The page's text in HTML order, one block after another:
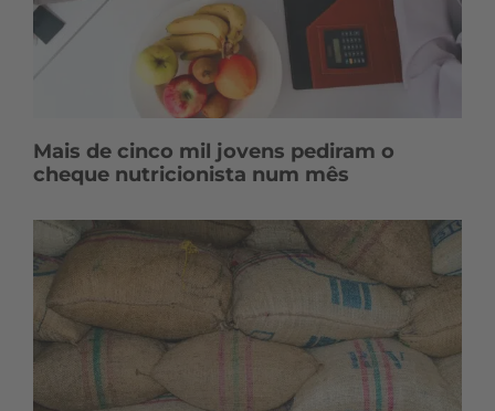
Mais de cinco mil jovens pediram o
cheque nutricionista num mês